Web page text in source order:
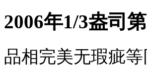
2006年1/3盎司
品相完美无瑕疵等